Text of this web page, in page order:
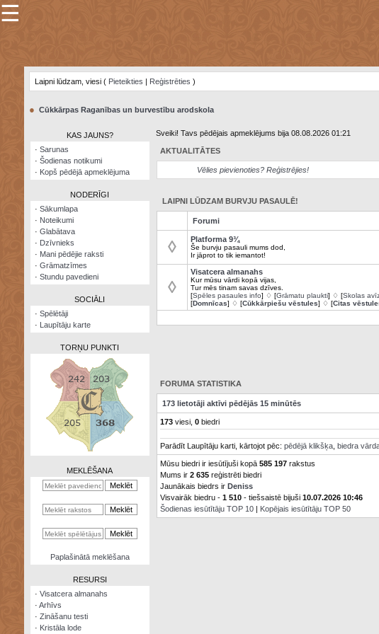
×
Šodienas
Visatcera
almanahs
kalkulators
☰
Laipni lūdzam, viesi ( Pieteikties | Reģistrēties )
● Cūkkārpas Raganības un burvestību arodskola
KAS JAUNS?
· Sarunas
· Šodienas notikumi
· Kopš pēdējā apmeklējuma
NODERĪGI
· Sākumlapa
· Noteikumi
· Glabātava
· Dzīvnieks
· Mani pēdējie raksti
· Grāmatzīmes
· Stundu pavedieni
SOCIĀLI
· Spēlētāji
· Laupītāju karte
TORŅU PUNKTI
MEKLĒŠANA
Paplašinātā meklēšana
RESURSI
· Visatcera almanahs
· Arhīvs
· Zināšanu testi
· Kristāla lode
Sveiki! Tavs pēdējais apmeklējums bija 08.08.2026 01:21
AKTUALITĀTES
Vēlies pievienoties? Reģistrējies!
LAIPNI LŪDZAM BURVJU PASAULĒ!
Forumi
◊ Platforma 9¾
Še burvju pasauli mums dod,
Ir jāprot to tik iemantot!
◊
Visatcera almanahs
Kur mūsu vārdi kopā vijas,
Tur mēs tinam savas dzīves.
[Spēles pasaules info] ♢ [Grāmatu plaukti] ♢ [Skolas
[Domnīcas] ♢ [Cūkkārpiešu vēstules] ♢ [Citas
FORUMA STATISTIKA
173 lietotāji aktīvi pēdējās 15 minūtēs
173viesi, 0biedri
Parādīt Laupītāju karti, kārtojot pēc: pēdējā klikšķa, biedra
Mūsu biedri ir iesūtījuši kopā 585 197rakstus
Mums ir 2 635reģistrēti biedri
Jaunākais biedrs ir Deniss
Visvairāk biedru - 1 510- tiešsaistē bijuši 10.07.2026 10:46
Šodienas iesūtītāju TOP 10| Kopējais iesūtītāju TOP 50